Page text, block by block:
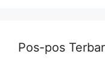
Pos-pos